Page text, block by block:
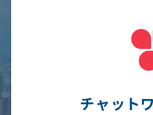
チャット